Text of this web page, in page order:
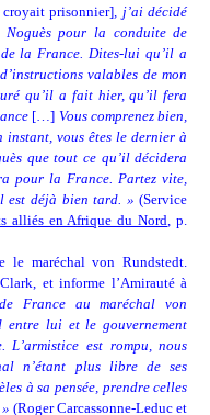
prisonnier] , j’ai décidé
pour la conduite de
la France. Dites-lui qu’il a
valables de mon
qu’il a fait hier, qu’il fera
[…] Vous comprenez bien,
vous êtes le dernier à
que tout ce qu’il décidera
pour la France. Partez vite,
est déjà bien tard. » (Service
alliés en Afrique du Nord , p.
le maréchal von Rundstedt.
et informe l’Amirauté à
France au maréchal von
entre lui et le gouvernement
est rompu, nous
n’étant plus libre de ses
à sa pensée, prendre celles
» (Roger Carcassonne-Leduc et